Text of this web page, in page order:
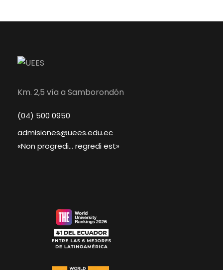
Km. 2,5 vía a Samborondón
(04) 500 0950
admisiones@uees.edu.ec
«Non progredi… regredi est»